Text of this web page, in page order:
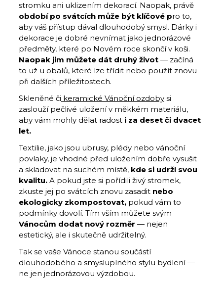
stromku ani uklizením dekorací. Naopak, právě
období po svátcích může být klíčové pro to,
aby váš přístup dával dlouhodobý smysl. Dárky i
dekorace je dobré nevnímat jako jednorázové
předměty, které po Novém roce skončí v koši.
Naopak jim můžete dát druhý život — začíná
to už u obalů, které lze třídit nebo použít znovu
při dalších příležitostech.
Skleněné či keramické Vánoční ozdoby si
zaslouží pečlivé uložení v měkkém materiálu,
aby vám mohly dělat radost i za deset či dvacet
let.
Textilie, jako jsou ubrusy, plédy nebo vánoční
povlaky, je vhodné před uložením dobře vysušit
a skladovat na suchém místě, kde si udrží svou
kvalitu. A pokud jste si pořídili živý stromek,
zkuste jej po svátcích znovu zasadit nebo
ekologicky zkompostovat, pokud vám to
podmínky dovolí. Tím vším můžete svým
Vánocům dodat nový rozměr — nejen
estetický, ale i skutečně udržitelný.
Tak se vaše Vánoce stanou součástí
dlouhodobého a smysluplného stylu bydlení —
ne jen jednorázovou výzdobou.